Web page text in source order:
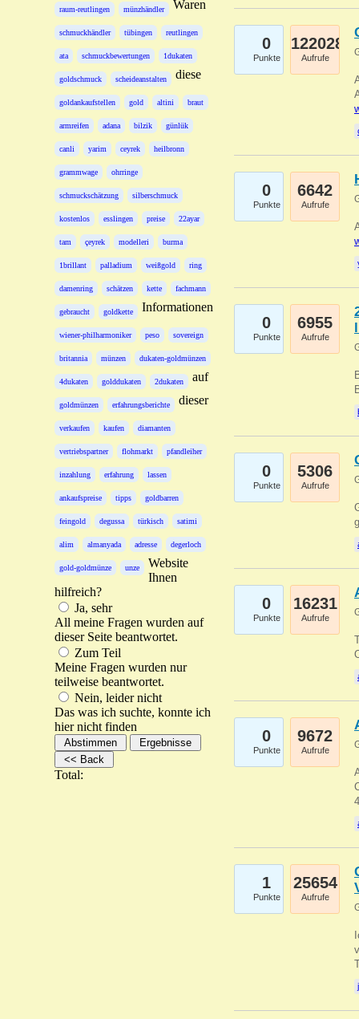
raum-reutlingen münzhändler
schmuckhändler tübingen reutlingen
ata schmuckbewertungen 1dukaten
goldschmuck scheideanstalten
goldankaufstellen gold altini braut
armreifen adana bilzik günlük
canli yarim ceyrek heilbronn
grammwage ohrringe
schmuckschätzung silberschmuck
kostenlos esslingen preise 22ayar
tam çeyrek modelleri burma
1brillant palladium weißgold ring
damenring schätzen kette fachmann
gebraucht goldkette
wiener-philharmoniker peso sovereign
britannia münzen dukaten-goldmünzen
4dukaten golddukaten 2dukaten
goldmünzen erfahrungsberichte
verkaufen kaufen diamanten
vertriebspartner flohmarkt pfandleiher
inzahlung erfahrung lassen
ankaufspreise tipps goldbarren
feingold degussa türkisch satimi
alim almanyada adresse degerloch
gold-goldmünze unze
Waren
diese
Informationen
auf
dieser
Website
Ihnen
hilfreich?
Ja, sehr
All meine Fragen wurden auf
dieser Seite beantwortet.
Zum Teil
Meine Fragen wurden nur
teilweise beantwortet.
Nein, leider nicht
Das was ich suchte, konnte ich
hier nicht finden
Total:
0
Punkte
122028
Aufrufe
0
Punkte
6642
Aufrufe
0
Punkte
6955
Aufrufe
0
Punkte
5306
Aufrufe
0
Punkte
16231
Aufrufe
0
Punkte
9672
Aufrufe
1
Punkte
25654
Aufrufe